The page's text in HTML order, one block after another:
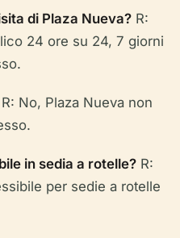
di Plaza Nueva? R:
24 ore su 24, 7 giorni
R: No, Plaza Nueva non
in sedia a rotelle? R:
per sedie a rotelle